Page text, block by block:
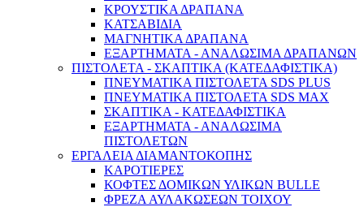
Σκάλες – Ράφια
ΚΡΟΥΣΤΙΚΑ ΔΡΑΠΑΝΑ
ΚΑΤΣΑΒΙΔΙΑ
ΜΑΓΝΗΤΙΚΑ ΔΡΑΠΑΝΑ
ΕΞΑΡΤΗΜΑΤΑ - ΑΝΑΛΩΣΙΜΑ ΔΡΑΠΑΝΩΝ
ΠΙΣΤΟΛΕΤΑ - ΣΚΑΠΤΙΚΑ (ΚΑΤΕΔΑΦΙΣΤΙΚΑ)
ΠΝΕΥΜΑΤΙΚΑ ΠΙΣΤΟΛΕΤΑ SDS PLUS
ΠΝΕΥΜΑΤΙΚΑ ΠΙΣΤΟΛΕΤΑ SDS MAX
ΣΚΑΠΤΙΚΑ - ΚΑΤΕΔΑΦΙΣΤΙΚΑ
ΕΞΑΡΤΗΜΑΤΑ - ΑΝΑΛΩΣΙΜΑ
ΠΙΣΤΟΛΕΤΩΝ
ΕΡΓΑΛΕΙΑ ΔΙΑΜΑΝΤΟΚΟΠΗΣ
ΚΑΡΟΤΙΕΡΕΣ
ΚΟΦΤΕΣ ΔΟΜΙΚΩΝ ΥΛΙΚΩΝ BULLE
ΦΡΕΖΑ ΑΥΛΑΚΩΣΕΩΝ ΤΟΙΧΟΥ